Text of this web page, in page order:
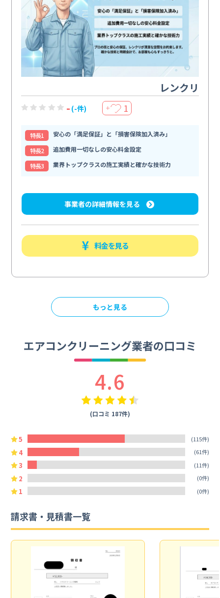
レンクリ
- (-件) ＋ 1
特⻑1
安心の「満足保証」と「損害保険加入済み」
特⻑2
追加費用一切なしの安心料金設定
特⻑3
業界トップクラスの施工実績と確かな技術力
事業者の詳細情報を見る
料金を見る
もっと見る
エアコンクリーニング業者の口コミ
4.6
(口コミ 187件)
5 (115件)
4 (61件)
3 (11件)
2 (0件)
1 (0件)
請求書・見積書一覧